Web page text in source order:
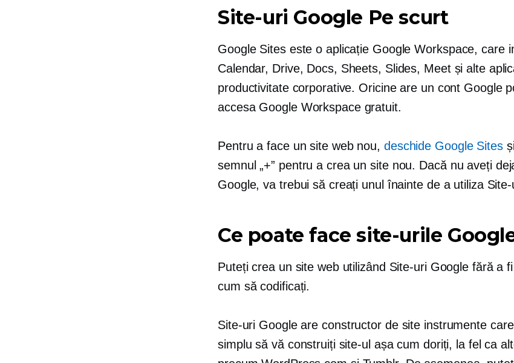
Site-uri Google Pe scurt
Google Sites este o aplicație Google Workspace, care
Calendar, Drive, Docs, Sheets, Slides, Meet și alte
productivitate corporative. Oricine are un cont Google
accesa Google Workspace gratuit.
Pentru a face un site web nou, deschide Google Sites
semnul „+” pentru a crea un site nou. Dacă nu aveți
Google, va trebui să creați unul înainte de a utiliza Site-
Ce poate face site-urile
Puteți crea un site web utilizând Site-uri Google fără a
cum să codificați.
Site-uri Google are constructor de site instrumente
simplu să vă construiți site-ul așa cum doriți, la fel ca